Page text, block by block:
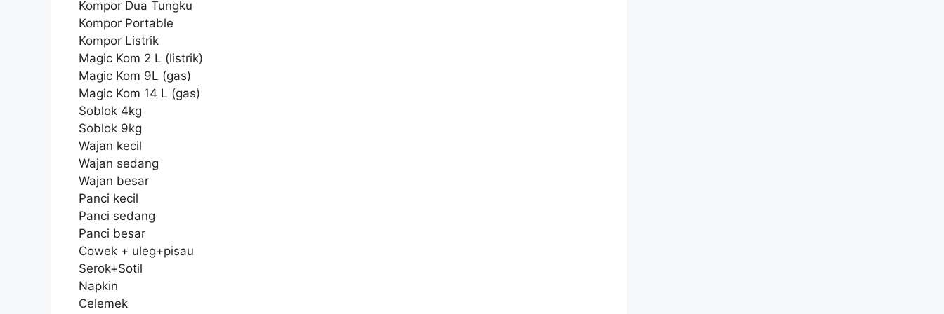
Kompor Dua Tungku
Kompor Portable
Kompor Listrik
Magic Kom 2 L (listrik)
Magic Kom 9L (gas)
Magic Kom 14 L (gas)
Soblok 4kg
Soblok 9kg
Wajan kecil
Wajan sedang
Wajan besar
Panci kecil
Panci sedang
Panci besar
Cowek + uleg+pisau
Serok+Sotil
Napkin
Celemek